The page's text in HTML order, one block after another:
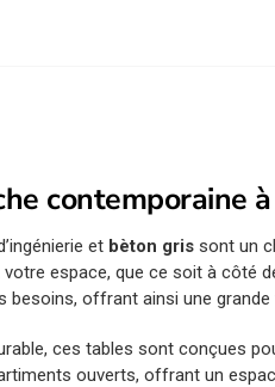
contemporaine
et bèton gris sont un
espace, que ce soit à côté
besoins, offrant ainsi une grande
ces tables sont conçues
ouverts, offrant un